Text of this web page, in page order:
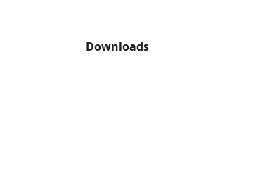
Downloads